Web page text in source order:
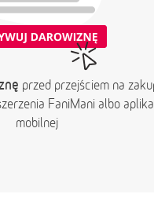
przed przejściem na
FaniMani albo
mobilnej